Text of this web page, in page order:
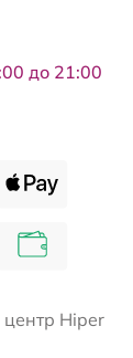
до 21:00
Hiper